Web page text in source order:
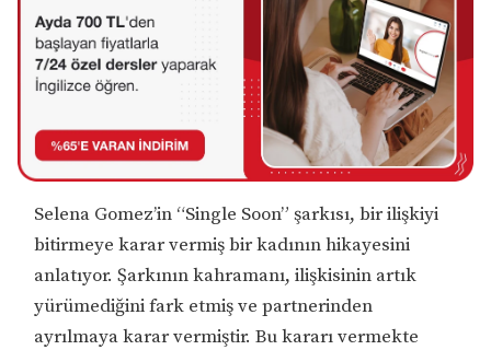
Selena Gomez’in “Single Soon” şarkısı, bir ilişkiyi
bitirmeye karar vermiş bir kadının hikayesini
anlatıyor. Şarkının kahramanı, ilişkisinin artık
yürümediğini fark etmiş ve partnerinden
ayrılmaya karar vermiştir. Bu kararı vermekte